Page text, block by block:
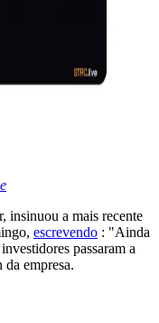
insinuou a mais recente
escrevendo : "Ainda
passaram a
empresa.